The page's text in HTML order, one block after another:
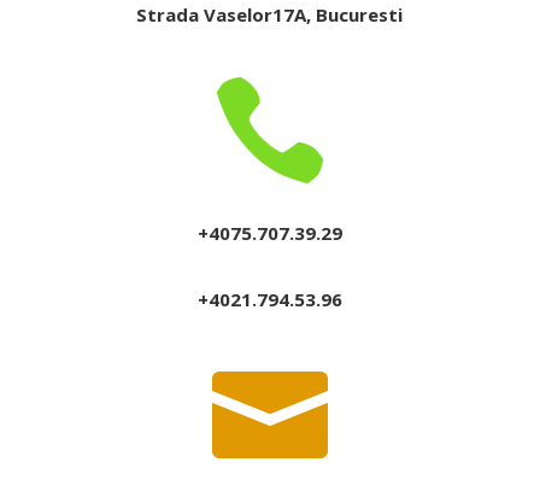
Strada Vaselor17A, Bucuresti

+4075.707.39.29
+4021.794.53.96
